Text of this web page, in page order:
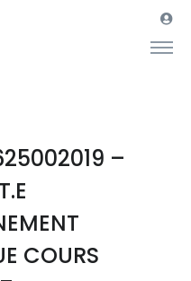
–
COURS